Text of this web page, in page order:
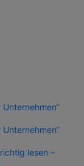
lesen –